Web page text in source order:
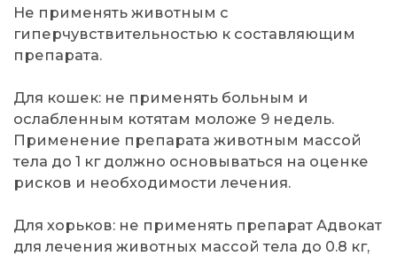
Не применять животным с
гиперчувствительностью к составляющим
препарата.
Для кошек: не применять больным и
ослабленным котятам моложе 9 недель.
Применение препарата животным массой
тела до 1 кг должно основываться на оценке
рисков и необходимости лечения.
Для хорьков: не применять препарат Адвокат
для лечения животных массой тела до 0.8 кг,